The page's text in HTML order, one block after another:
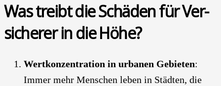
Was treibt die Schä­den für Ver­
si­che­rer in die Höhe?
Wert­kon­zen­tra­ti­on in urba­nen Gebie­ten:
Immer mehr Men­schen leben in Städ­ten, die